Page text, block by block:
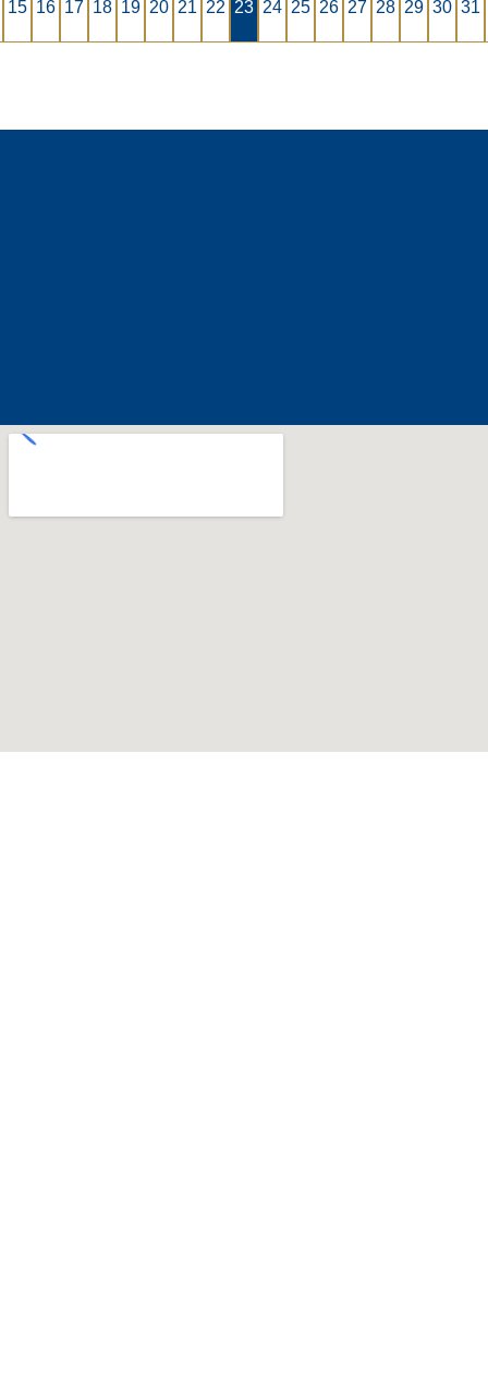
15 16 17 18 19 20 21 22 23 24 25 26 27 28 29 30 31